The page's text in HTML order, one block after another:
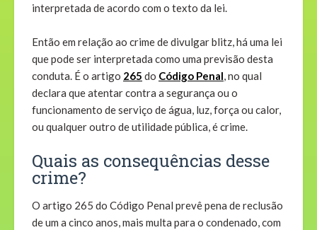
interpretada de acordo com o texto da lei.
Então em relação ao crime de divulgar blitz, há uma lei
que pode ser interpretada como uma previsão desta
conduta. É o artigo 265 do Código Penal, no qual
declara que atentar contra a segurança ou o
funcionamento de serviço de água, luz, força ou calor,
ou qualquer outro de utilidade pública, é crime.
Quais as consequências desse
crime?
O artigo 265 do Código Penal prevê pena de reclusão
de um a cinco anos, mais multa para o condenado, com